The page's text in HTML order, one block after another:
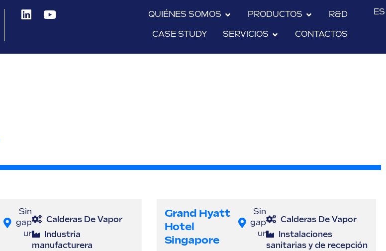
QUIÉNES SOMOS PRODUCTOS R&D
CASE STUDY SERVICIOS CONTACTOS
ES
Sin
gap
ur
Calderas De Vapor
Industria
manufacturera
Grand Hyatt
Hotel
Singapore
Sin
gap
ur
Calderas De Vapor
Instalaciones
sanitarias y de recepción